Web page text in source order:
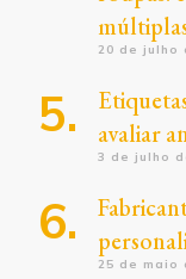
20 de julho
avaliar
3 de julho
25 de maio